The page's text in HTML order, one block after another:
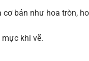
bản như hoa tròn,
khi vẽ.